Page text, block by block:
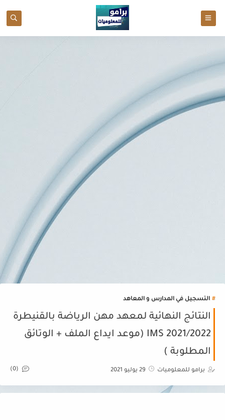
التسجيل في المدارس و المعاهد
النتائج النهائية لمعهد مهن الرياضة بالقنيطرة
IMS 2021/2022 (موعد ايداع الملف + الوتائق
المطلوبة )
برامو للمعلوميات 29 يوليو 2021 (0)